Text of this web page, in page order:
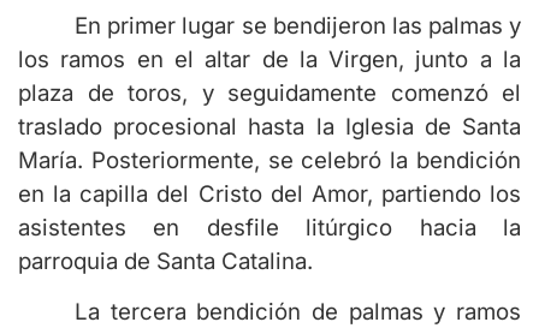
En primer lugar se bendijeron las palmas y
los ramos en el altar de la Virgen, junto a la
plaza de toros, y seguidamente comenzó el
traslado procesional hasta la Iglesia de Santa
María. Posteriormente, se celebró la bendición
en la capilla del Cristo del Amor, partiendo los
asistentes en desfile litúrgico hacia la
parroquia de Santa Catalina.
La tercera bendición de palmas y ramos